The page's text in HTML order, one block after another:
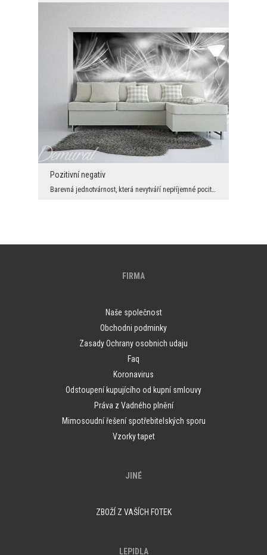
Pozitivní negativ
Barevná jednotvárnost, která nevytváří nepříjemné pocity, která není studená a nepřístupná. V int...
FIRMA
Naše společnost
Obchodni podminky
Zasady Ochrany osobnich udaju
Faq
Koronavirus
Odstoupení kupujícího od kupní smlouvy
Práva z Vadného plnění
Mimosoudní řešení spotřebitelských sporu
Vzorky tapet
JINÉ
ZBOŽÍ Z VAŠÍCH FOTEK
LEPIDLA